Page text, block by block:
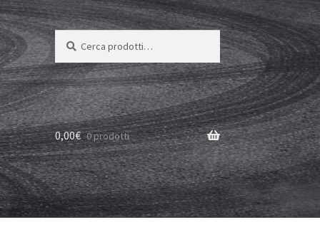
Cerca:
Cerca
0,00€ 0 prodotti